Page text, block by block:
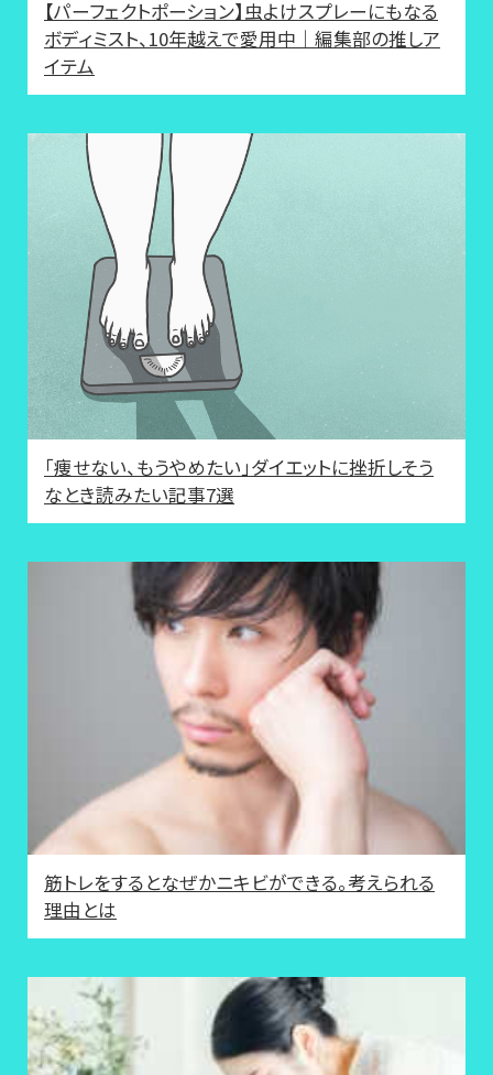
【パーフェクトポーション】虫よけスプレーにもなる
ボディミスト、10年越えで愛用中｜編集部の推しア
イテム
「痩せない、もうやめたい」ダイエットに挫折しそう
なとき読みたい記事7選
筋トレをするとなぜかニキビができる。考えられる
理由とは